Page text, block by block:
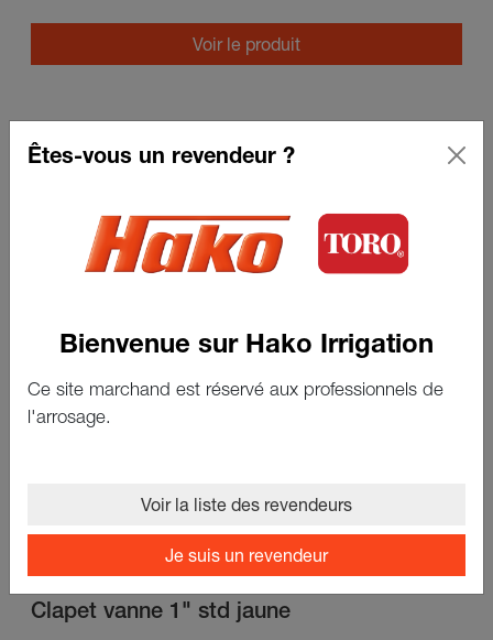
Voir le produit
Clé serrure clapet vanne
Voir le produit
Clapet vanne 1" std jaune
Êtes-vous un revendeur ?
Bienvenue sur Hako Irrigation
Ce site marchand est réservé aux professionnels de
l'arrosage.
Voir la liste des revendeurs
Je suis un revendeur